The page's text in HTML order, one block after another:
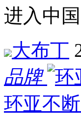
进入中
大布丁
品牌
环亚不